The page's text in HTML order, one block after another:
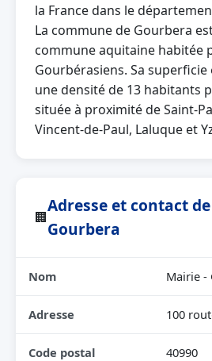
la France dans le
La commune de Gourbera
commune aquitaine habitée
Gourbérasiens. Sa superficie
une densité de 13 habitants
située à proximité de Saint-
Vincent-de-Paul, Laluque et
🏢
Adresse et contact
Gourbera
Nom Mairie -
Adresse 100
Code postal 40990